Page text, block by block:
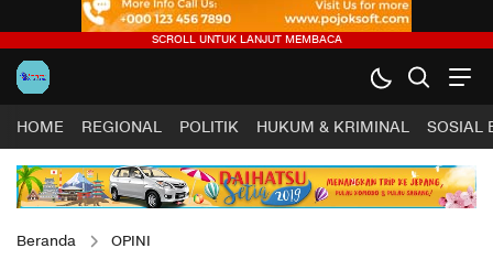
HOME REGIONAL POLITIK HUKUM & KRIMINAL SOSIAL
Beranda OPINI